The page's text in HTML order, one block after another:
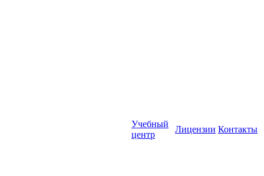
Учебный
центр
Лицензии Контакты